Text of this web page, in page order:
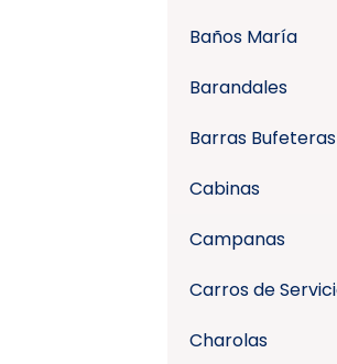
Baños María
Barandales
Barras Bufeteras
Cabinas
Campanas
Carros de
Charolas